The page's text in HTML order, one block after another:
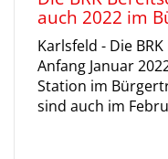
auch 2022 im
Karlsfeld - Die
Anfang Januar
Station im
sind auch im